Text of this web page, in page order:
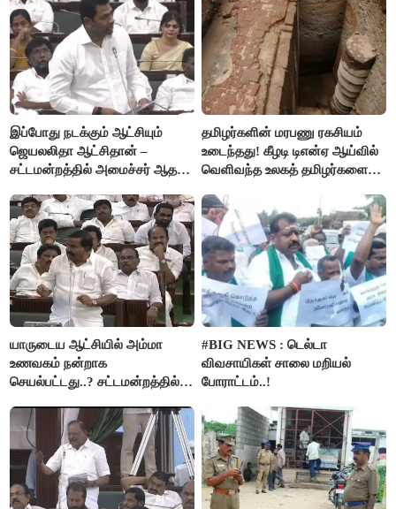
இப்போது நடக்கும் ஆட்சியும்
ஜெயலலிதா ஆட்சிதான் –
சட்டமன்றத்தில் அமைச்சர் ஆதவ்
தமிழர்களின் மரபணு ரகசியம்
உடைந்தது! கீழடி டிஎன்ஏ ஆய்வில்
வெளிவந்த உலகத் தமிழர்களை
யாருடைய ஆட்சியில் அம்மா
உணவகம் நன்றாக
செயல்பட்டது..? சட்டமன்றத்தில்
#BIG NEWS : டெல்டா
விவசாயிகள் சாலை மறியல்
போராட்டம்..!